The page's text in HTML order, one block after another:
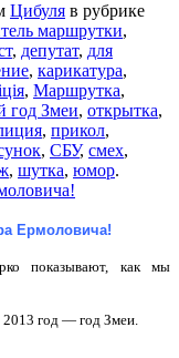
Цибуля в рубрике
маршрутки,
, депутат, для
, карикатура,
, Маршрутка,
год Змеи, открытка,
, прикол,
, СБУ, смех,
, шутка, юмор.
Ермоловича!
показывают, как мы
2013 год — год Змеи.